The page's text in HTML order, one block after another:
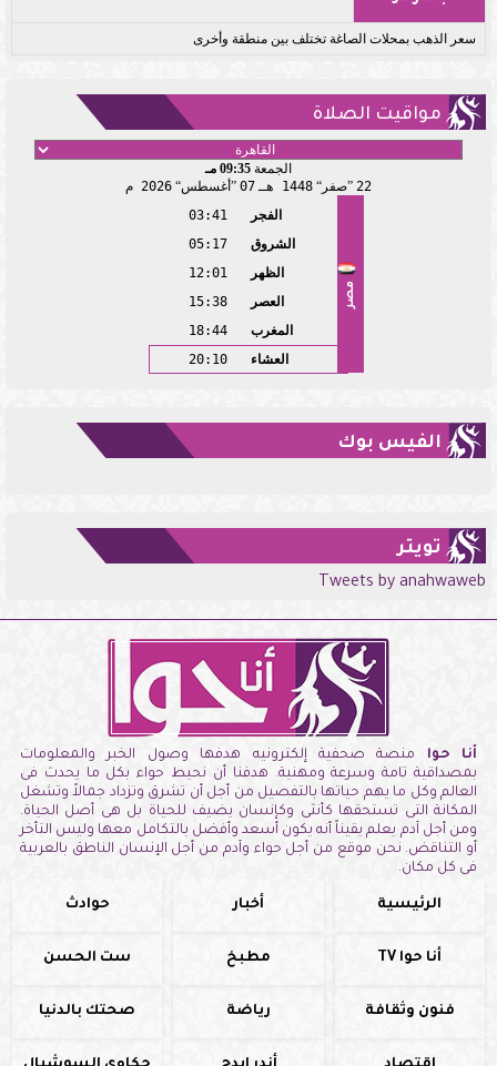
سعر الذهب بمحلات الصاغة تختلف بين منطقة وأخرى
مواقيت الصلاة
الجمعة 09:35 مـ
22 صفر 1448 هـ 07 أغسطس 2026 م
مصر
الفجر
03:41
الشروق
05:17
الظهر
12:01
العصر
15:38
المغرب
18:44
العشاء
20:10
الفيس بوك
تويتر
Tweets by anahwaweb
أنا حوا منصة صحفية إلكترونيه هدفها وصول الخبر والمعلومات
بمصداقية تامة وسرعة ومهنية. هدفنا أن نحيط حواء بكل ما يحدث فى
العالم وكل ما يهم حياتها بالتفصيل من أجل أن تشرق وتزداد جمالاً وتشغل
المكانة التى تستحقها كأنثى وكإنسان يضيف للحياة بل هى أصل الحياة.
ومن أجل آدم يعلم يقيناً أنه يكون أسعد وأفضل بالتكامل معها وليس التأخر
أو التناقض. نحن موقع من أجل حواء وآدم من أجل الإنسان الناطق بالعربية
فى كل مكان.
الرئيسية أخبار حوادث
أنا حوا TV مطبخ ست الحسن
فنون وثقافة رياضة صحتك بالدنيا